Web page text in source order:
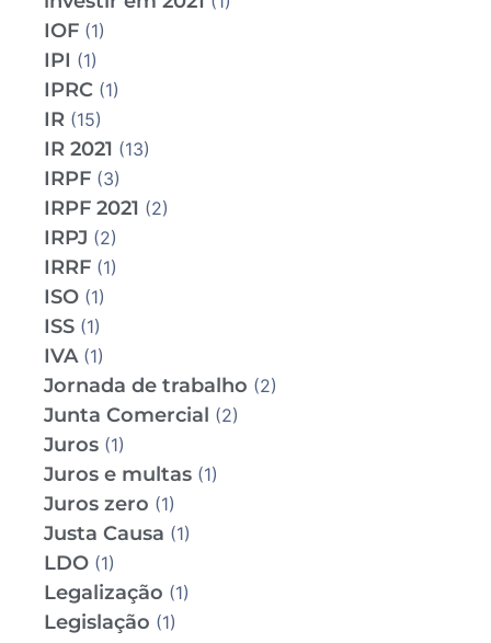
IOF (1)
IPI (1)
IPRC (1)
IR (15)
IR 2021 (13)
IRPF (3)
IRPF 2021 (2)
IRPJ (2)
IRRF (1)
ISO (1)
ISS (1)
IVA(1)
Jornada de trabalho (2)
Junta Comercial (2)
Juros (1)
Juros e multas (1)
Juros zero (1)
Justa Causa (1)
LDO (1)
Legalização (1)
Legislação (1)